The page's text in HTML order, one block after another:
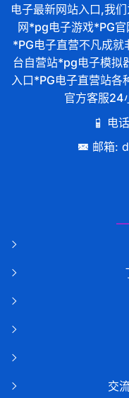
电子最新网站入口,我
网*pg电子游戏*PG
*PG电子直营不凡成
台自营站*pg电子模拟
入口*PG电子直营站各
官方客服24
电
邮箱:
交